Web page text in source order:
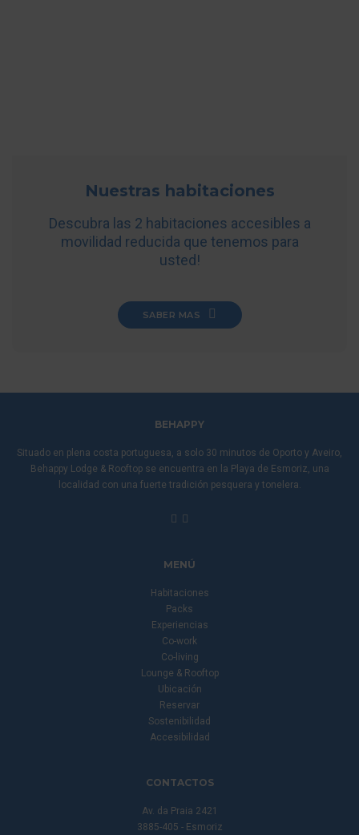
Nuestras habitaciones
Descubra las 2 habitaciones accesibles a
movilidad reducida que tenemos para
usted!
SABER MAS
BEHAPPY
Situado en plena costa portuguesa, a solo 30 minutos de Oporto y Aveiro,
Behappy Lodge & Rooftop se encuentra en la Playa de Esmoriz, una
localidad con una fuerte tradición pesquera y tonelera.
MENÚ
Habitaciones
Packs
Experiencias
Co-work
Co-living
Lounge & Rooftop
Ubicación
Reservar
Sostenibilidad
Accesibilidad
CONTACTOS
Av. da Praia 2421
3885-405 - Esmoriz